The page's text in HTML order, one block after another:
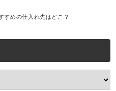
すめの仕入れ先はどこ？